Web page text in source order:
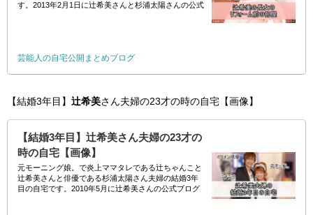
す。2013年2月1日に辻希美さんと杉浦太陽さんの公式
芸能人の自宅公開まとめブログ
【結婚3年目】 辻希美さん夫婦の23才の時の自宅【画像】
【結婚3年目】辻希美さん夫婦の23才の
時の自宅【画像】
元モーニング娘。で炎上ママタレである辻ちゃんこと
辻希美さんと俳優である杉浦太陽さん夫婦の結婚3年
目の自宅です。2010年5月に辻希美さんの公式ブログ